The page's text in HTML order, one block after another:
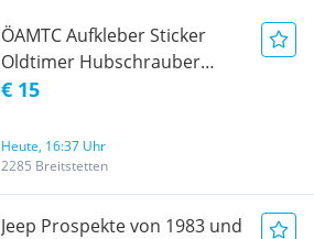
ÖAMTC Aufkleber Sticker
Oldtimer Hubschrauber
Christophorus 2 KREMS
€ 15
Heute, 16:37 Uhr
2285 Breitstetten
Jeep Prospekte von 1983 und